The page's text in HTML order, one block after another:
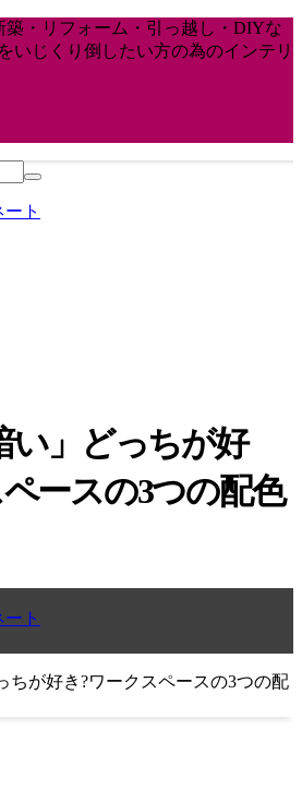
築・リフォーム・引っ越し・DIYな
いじくり倒したい方の為のインテリ
ト
い」どっちが好
ースの3つの配色
ト